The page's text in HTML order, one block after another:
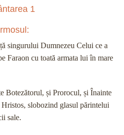
1
singurului Dumnezeu Celui ce a
Faraon cu toată armata lui în mare
Botezătorul, și Prorocul, și Înainte
slobozind glasul părintelui
sale.